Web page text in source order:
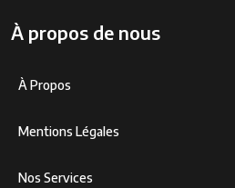
À propos de nous
À Propos
Mentions Légales
Nos Services